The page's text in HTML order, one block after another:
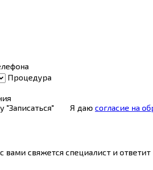
Процедура
"Записаться" Я даю согласие на
вами свяжется специалист и